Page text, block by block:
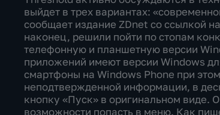
выйдет в трех вариантах:
сообщает издание ZDnet со ссылкой
наконец, решили пойти по стопам
телефонную и планшетную версии
приложений имеют версии Windows
смартфоны на Windows Phone при
неподтвержденной информации, в
кнопку «Пуск» в оригинальном виде.
возможности попасть в меню. Как